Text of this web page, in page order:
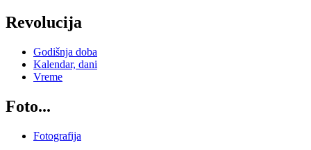
Revolucija
Godišnja doba
Kalendar, dani
Vreme
Foto...
Fotografija